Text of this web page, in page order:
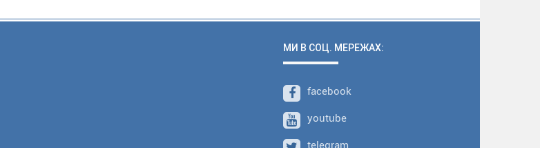
МИ В СОЦ. МЕРЕЖАХ:
facebook
youtube
telegram